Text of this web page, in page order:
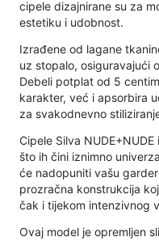
cipele dizajnirane su za
estetiku i udobnost.
Izrađene od lagane
uz stopalo, osiguravajući
Debeli potplat od 5
karakter, već i apsorbira
za svakodnevno
Cipele Silva
što ih čini iznimno
će nadopuniti vašu
prozračna konstrukcija
čak i tijekom intenzivnog
Ovaj model je opremljen